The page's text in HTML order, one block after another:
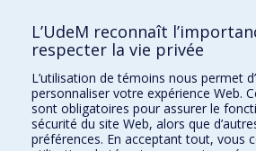
Montréal (Québec) H3T 1J4
Courriel :secretariat-general@umontreal.ca
Admission
Plan du site
L’UdeM reconnaît
respecter la vie privée
L’utilisation de témoins nous permet
personnaliser votre expérience Web.
sont obligatoires pour assurer le
sécurité du site Web, alors que
préférences. En acceptant tout, vous